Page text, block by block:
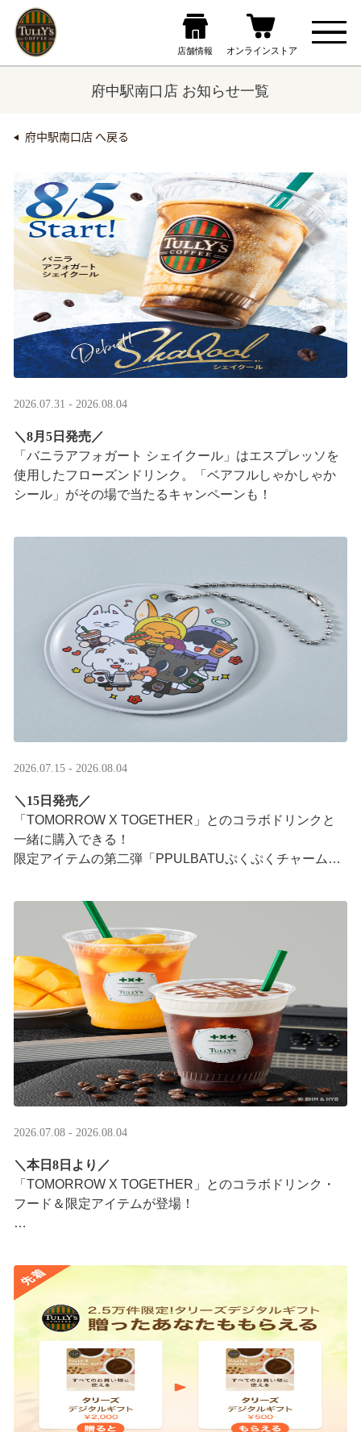
府中駅南口店 お知らせ一覧
府中駅南口店 へ戻る
2026.07.31 - 2026.08.04
＼8月5日発売／
「バニラアフォガート シェイクール」はエスプレッソを
使用したフローズンドリンク。「ベアフルしゃかしゃか
シール」がその場で当たるキャンペーンも！
2026.07.15 - 2026.08.04
＼15日発売／
「TOMORROW X TOGETHER」とのコラボドリンクと
一緒に購入できる！​
限定アイテムの第二弾「PPULBATUぷくぷくチャーム」​
2026.07.08 - 2026.08.04
＼本日8日より／
「TOMORROW X TOGETHER」とのコラボドリンク・
フード＆限定アイテムが登場！